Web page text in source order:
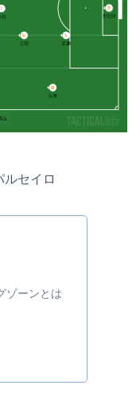
セイロ
ゾーンとは